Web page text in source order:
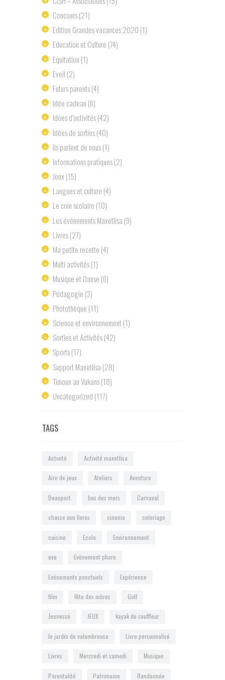
Concours(21)
Edition Grandes vacances 2020 (1)
Education et Culture (74)
Equitation (1)
Eveil (2)
Futurs parents(4)
idée cadeau (6)
Idées d’activités(42)
Idées de sorties(40)
ils parlent de nous(1)
Informations pratiques(2)
Jeux (15)
Langues et culture (4)
Le coin scolaire (10)
Les événements Maxetlisa (9)
Livres(27)
Ma petite recette (4)
Multi activités(1)
Musique et Danse (6)
Pédagogie (3)
Photothèque (11)
Science et environnement(1)
Sorties et Activités(42)
Sports(17)
Support Maxetlisa (28)
Timoun an Vakans(18)
Uncategorized (117)
TAGS
Activité Activité maxetlisa
Aire de jeux Ateliers Aventure
Beauport bus des mers Carnaval
chasse aux livres cinema coloriage
cuisine Ecole Environnement
eve Evènement phare
Evénements ponctuels Expérience
film fête des mères Golf
Jeunesse JEUX kayak du souffleur
le jardin de valombreuse Livre personnalisé
Livres Mercredi et samedi Musique
Parentalité Patrimoine Randonnée